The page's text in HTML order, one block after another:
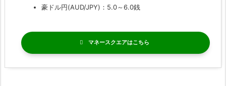
豪ドル円(AUD/JPY)：5.0～6.0銭
マネースクエア